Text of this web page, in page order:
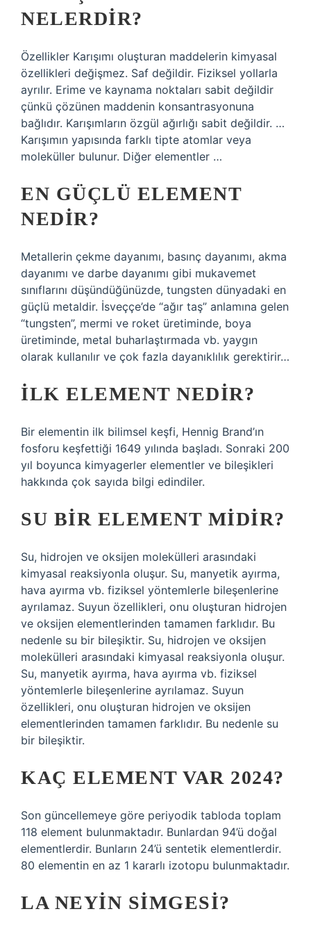
NELERDIR?
Özellikler Karışımı oluşturan maddelerin kimyasal
özellikleri değişmez. Saf değildir. Fiziksel yollarla
ayrılır. Erime ve kaynama noktaları sabit değildir
çünkü çözünen maddenin konsantrasyonuna
bağlıdır. Karışımların özgül ağırlığı sabit değildir. …
Karışımın yapısında farklı tipte atomlar veya
moleküller bulunur. Diğer elementler …
EN GÜÇLÜ ELEMENT
NEDIR?
Metallerin çekme dayanımı, basınç dayanımı, akma
dayanımı ve darbe dayanımı gibi mukavemet
sınıflarını düşündüğünüzde, tungsten dünyadaki en
güçlü metaldir. İsveççe’de “ağır taş” anlamına gelen
“tungsten”, mermi ve roket üretiminde, boya
üretiminde, metal buharlaştırmada vb. yaygın
olarak kullanılır ve çok fazla dayanıklılık gerektirir…
İLK ELEMENT NEDIR?
Bir elementin ilk bilimsel keşfi, Hennig Brand’ın
fosforu keşfettiği 1649 yılında başladı. Sonraki 200
yıl boyunca kimyagerler elementler ve bileşikleri
hakkında çok sayıda bilgi edindiler.
SU BIR ELEMENT MIDIR?
Su, hidrojen ve oksijen molekülleri arasındaki
kimyasal reaksiyonla oluşur. Su, manyetik ayırma,
hava ayırma vb. fiziksel yöntemlerle bileşenlerine
ayrılamaz. Suyun özellikleri, onu oluşturan hidrojen
ve oksijen elementlerinden tamamen farklıdır. Bu
nedenle su bir bileşiktir. Su, hidrojen ve oksijen
molekülleri arasındaki kimyasal reaksiyonla oluşur.
Su, manyetik ayırma, hava ayırma vb. fiziksel
yöntemlerle bileşenlerine ayrılamaz. Suyun
özellikleri, onu oluşturan hidrojen ve oksijen
elementlerinden tamamen farklıdır. Bu nedenle su
bir bileşiktir.
KAÇ ELEMENT VAR 2024?
Son güncellemeye göre periyodik tabloda toplam
118 element bulunmaktadır. Bunlardan 94’ü doğal
elementlerdir. Bunların 24’ü sentetik elementlerdir.
80 elementin en az 1 kararlı izotopu bulunmaktadır.
LA NEYIN SIMGESI?